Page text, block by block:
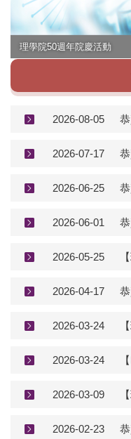
理學院50週年院慶活動
2026-08-05
2026-07-17
2026-06-25
2026-06-01
2026-05-25
2026-04-17
2026-03-24
2026-03-24
2026-03-09
2026-02-23